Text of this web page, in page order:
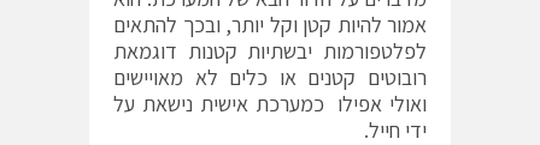
אמור להיות קטן וקל יותר, ובכך להתאים
לפלטפורמות יבשתיות קטנות דוגמאת
רובוטים קטנים או כלים לא מאויישים
ואולי אפילו כמערכת אישית נישאת על
ידי חייל.